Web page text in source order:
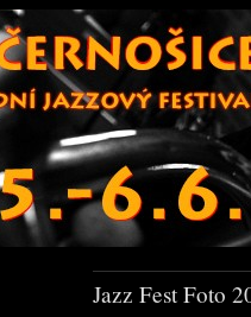
Jazz Fest Foto